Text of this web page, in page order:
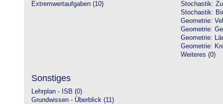
Extremwertaufgaben (10)
Stochastik:
Stochastik:
Geometrie:
Geometrie:
Geometrie:
Geometrie:
Weiteres (0)
Sonstiges
Lehrplan - ISB (0)
Grundwissen - Überblick (11)